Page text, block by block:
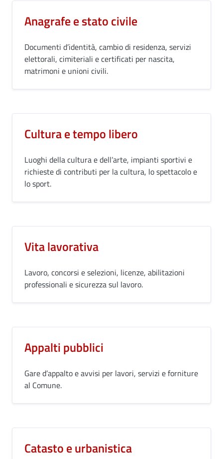
Anagrafe e stato civile
Documenti d’identità, cambio di residenza, servizi
elettorali, cimiteriali e certificati per nascita,
matrimoni e unioni civili.
Cultura e tempo libero
Luoghi della cultura e dell’arte, impianti sportivi e
richieste di contributi per la cultura, lo spettacolo e
lo sport.
Vita lavorativa
Lavoro, concorsi e selezioni, licenze, abilitazioni
professionali e sicurezza sul lavoro.
Appalti pubblici
Gare d’appalto e avvisi per lavori, servizi e forniture
al Comune.
Catasto e urbanistica